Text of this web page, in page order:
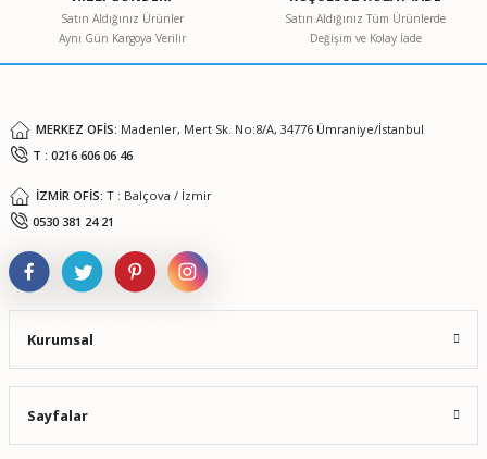
Ürün bilgilerinde hatalar bulunuyor.
Ürün fiyatı diğer sitelerden daha pahalı.
Satın Aldığınız Ürünler
Aynı Gün Kargoya Verilir
Satın Aldığınız Tüm Ürünlerde
Değişim ve Kolay İade
MERKEZ OFİS: Madenler, Mert Sk. No:8/A, 34776 Ümraniye/İstanbul
T : 0216 606 06 46
İZMİR OFİS: T : Balçova / İzmir
0530 381 24 21
Kurumsal
Sayfalar